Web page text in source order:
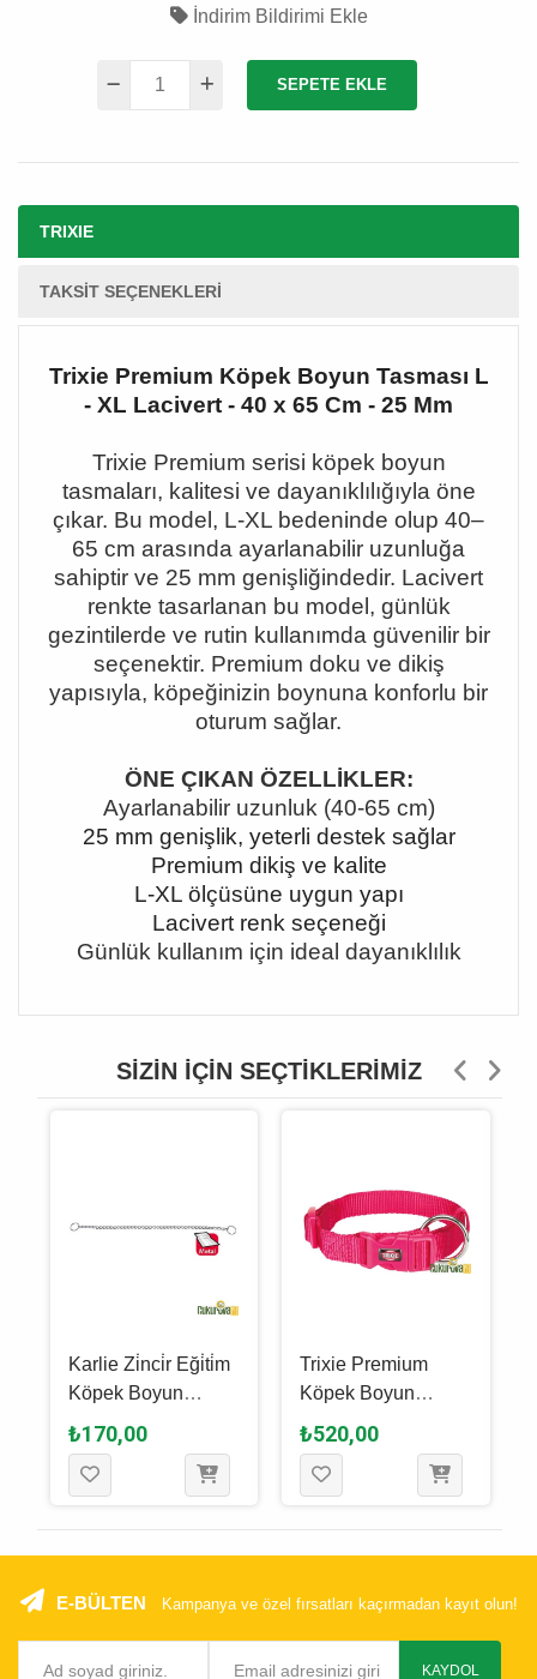
İndirim Bildirimi Ekle
SEPETE EKLE
TRIXIE
TAKSIT SEÇENEKLERI
Trixie Premium Köpek Boyun Tasması L
- XL Lacivert - 40 x 65 Cm - 25 Mm
Trixie Premium serisi köpek boyun
tasmaları, kalitesi ve dayanıklılığıyla öne
çıkar. Bu model, L-XL bedeninde olup 40–
65 cm arasında ayarlanabilir uzunluğa
sahiptir ve 25 mm genişliğindedir. Lacivert
renkte tasarlanan bu model, günlük
gezintilerde ve rutin kullanımda güvenilir bir
seçenektir. Premium doku ve dikiş
yapısıyla, köpeğinizin boynuna konforlu bir
oturum sağlar.
ÖNE ÇIKAN ÖZELLİKLER:
Ayarlanabilir uzunluk (40-65 cm)
25 mm genişlik, yeterli destek sağlar
Premium dikiş ve kalite
L-XL ölçüsüne uygun yapı
Lacivert renk seçeneği
Günlük kullanım için ideal dayanıklılık
SIZIN İÇIN SEÇTIKLERIMIZ
Karlie Zi̇nci̇r Eği̇ti̇m
Köpek Boyun
Tasması M - 2.5 x
50 Cm
₺170,00
Trixie Premium
Köpek Boyun
Tasması M - L
Fuşya - 35 x 55 Cm
- 20 Mm
₺520,00
E-BÜLTEN Kampanya ve özel fırsatları kaçırmadan kayıt olun!
KAYDOL